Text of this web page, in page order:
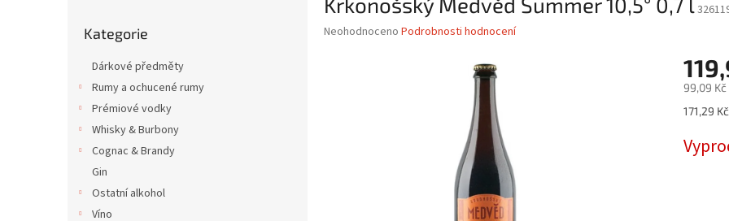
kategorie
Kategorie
Dárkové předměty
Rumy a ochucené rumy
Prémiové vodky
Whisky & Burbony
Cognac & Brandy
Gin
Ostatní alkohol
Víno
Průměrné
Neohodnoceno Podrobnosti hodnocení
99,09 Kč
Měrná
171,29